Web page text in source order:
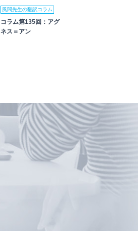
風間先生の翻訳コラム
コラム第135回：アグ
ネス＝アン